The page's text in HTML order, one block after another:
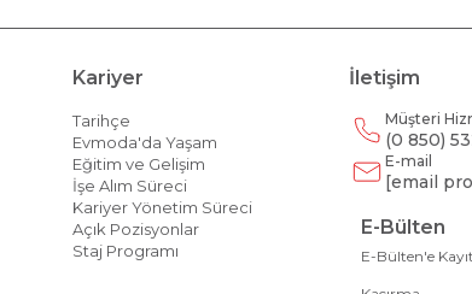
Kariyer
Tarihçe
Evmoda'da Yaşam
Eğitim ve Gelişim
İşe Alım Süreci
Kariyer Yönetim Süreci
Açık Pozisyonlar
Staj Programı
İletişim
Müşteri
(0 850)
E-mail
[email
E-Bülten
E-Bülten'e